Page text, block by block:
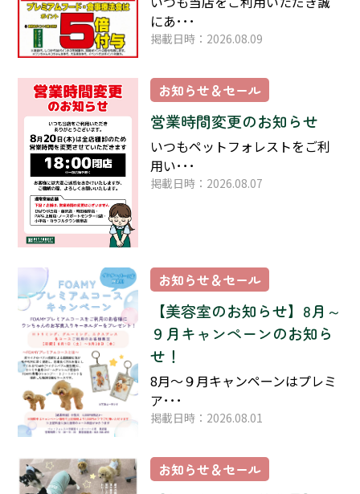
にあ･･･
掲載日時：2026.08.09
お知らせ＆セール
営業時間変更のお知らせ
いつもペットフォレストをご利
用い･･･
掲載日時：2026.08.07
お知らせ＆セール
【美容室のお知らせ】8月～
９月キャンペーンのお知ら
せ！
8月～９月キャンペーンはプレミ
ア･･･
掲載日時：2026.08.01
お知らせ＆セール